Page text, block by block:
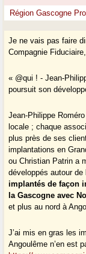
Région Gascogne
Je ne vais pas faire
Compagnie
« @qui ! - Jean-
poursuit son
Jean-Philippe
locale ; chaque
plus près de ses
implantations en
ou Christian Patrin a
développés autour
implantés de façon
la Gascogne avec
et plus au nord à
J’ai mis en gras les
Angoulême n’en est